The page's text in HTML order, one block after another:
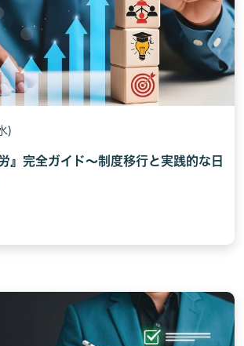
)
』完全ガイド～制度移行と実践的な日